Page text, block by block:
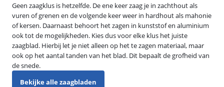
Geen zaagklus is hetzelfde. De ene keer zaag je in zachthout als
vuren of grenen en de volgende keer weer in hardhout als mahonie
of kersen. Daarnaast behoort het zagen in kunststof en aluminium
ook tot de mogelijkheden. Kies dus voor elke klus het juiste
zaagblad. Hierbij let je niet alleen op het te zagen materiaal, maar
ook op het aantal tanden van het blad. Dit bepaalt de grofheid van
de snede.
Bekijke alle zaagbladen